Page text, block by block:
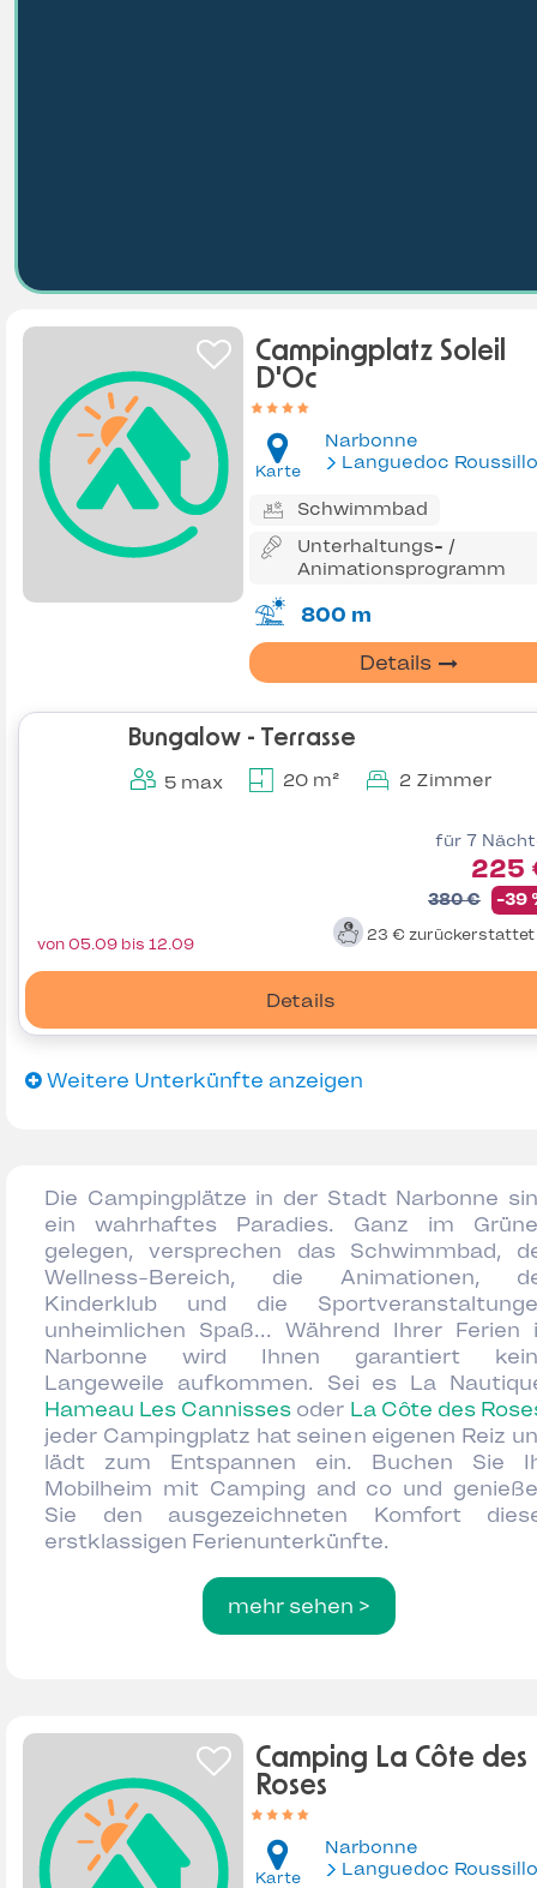
Campingplatz Soleil
D'Oc
Karte
Narbonne
Languedoc
Schwimmbad
Unterhaltungs- /
Animationsprogramm
800 m
Details
Bungalow - Terrasse
5 max 20 m² 2 Zimmer
für 7
225
380 € -39
23 € zurückerstattet
Details
von 05.09 bis 12.09
Weitere Unterkünfte anzeigen
Die Campingplätze in der Stadt Narbonne
ein wahrhaftes Paradies. Ganz im
gelegen, versprechen das Schwimmbad,
Wellness-Bereich, die Animationen,
Kinderklub und die
unheimlichen Spaß... Während Ihrer Ferien
Narbonne wird Ihnen garantiert
Langeweile aufkommen. Sei es La
Hameau Les Cannisses oder La Côte des
jeder Campingplatz hat seinen eigenen Reiz
lädt zum Entspannen ein. Buchen Sie
Mobilheim mit Camping and co und
Sie den ausgezeichneten Komfort
erstklassigen Ferienunterkünfte.
mehr sehen >
Camping La Côte des
Roses
Karte
Narbonne
Languedoc